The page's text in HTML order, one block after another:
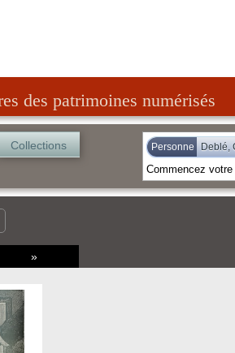
des patrimoines numérisés
Collections Personne Deblé,
»